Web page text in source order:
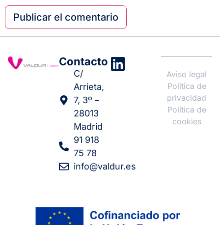
Contacto
C/
Arrieta,
7, 3º –
28013
Madrid
91 918
75 78
info@valdur.es
Aviso legal
Política de
privacidad
Política de
cookies